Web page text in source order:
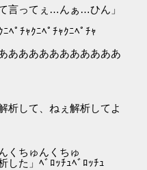
言ってぇ…んぁ…ひん」
ﾍﾟﾁｬｸﾆﾍﾟﾁｬｸﾆﾍﾟﾁｬ
あああああああああああ
析して、ねぇ解析してよ
くちゅんくちゅ
した」ﾍﾞﾛｯﾁｭﾍﾞﾛｯﾁｭ